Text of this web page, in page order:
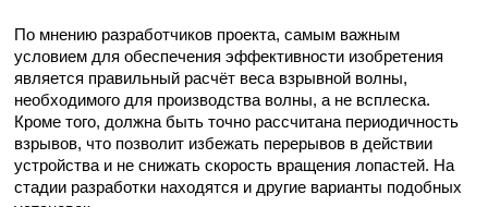
По мнению разработчиков проекта, самым важным
условием для обеспечения эффективности изобретения
является правильный расчёт веса взрывной волны,
необходимого для производства волны, а не всплеска.
Кроме того, должна быть точно рассчитана периодичность
взрывов, что позволит избежать перерывов в действии
устройства и не снижать скорость вращения лопастей. На
стадии разработки находятся и другие варианты подобных